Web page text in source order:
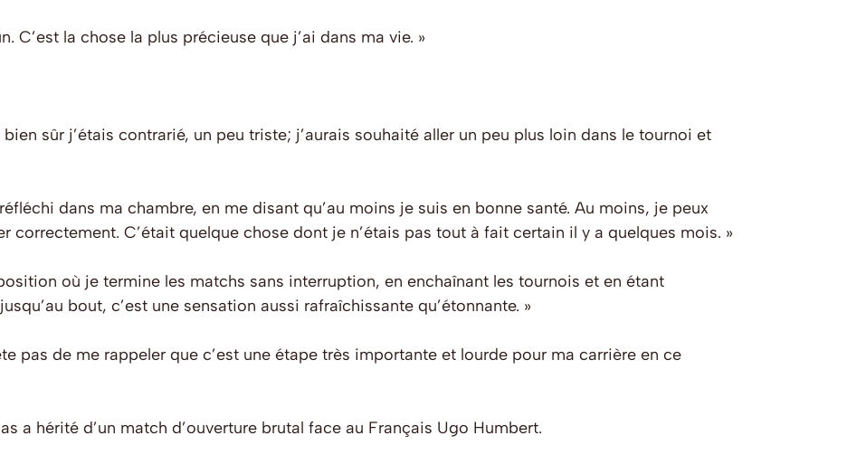
C’est la chose la plus précieuse que j’ai dans ma vie. »
bien sûr j’étais contrarié, un peu triste; j’aurais souhaité aller un peu plus loin dans le tournoi et
dans ma chambre, en me disant qu’au moins je suis en bonne santé. Au moins, je peux
correctement. C’était quelque chose dont je n’étais pas tout à fait certain il y a quelques mois. »
où je termine les matchs sans interruption, en enchaînant les tournois et en étant
bout, c’est une sensation aussi rafraîchissante qu’étonnante. »
pas de me rappeler que c’est une étape très importante et lourde pour ma carrière en ce
a hérité d’un match d’ouverture brutal face au Français Ugo Humbert.